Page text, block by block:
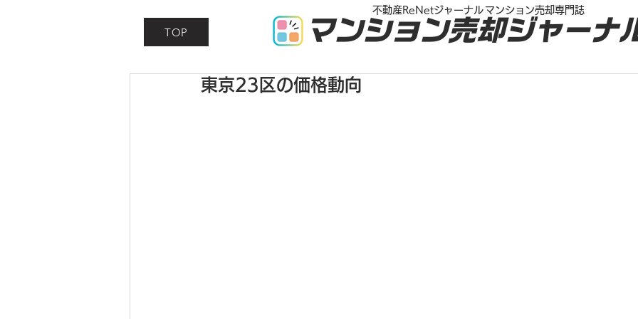
TOP マンション売却ジャーナ
不動産ReNetジャーナル マンション売却専門誌
東京23区の価格動向